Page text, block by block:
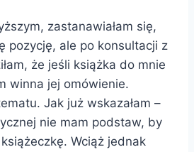
zastanawiałam się,
pozycję, ale po konsultacji z
że jeśli książka do mnie
winna jej omówienie.
Jak już wskazałam –
nie mam podstaw, by
Wciąż jednak